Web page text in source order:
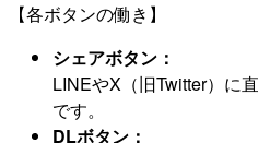
【各ボタンの働き】
シェアボタン：
LINEやX（旧Twitter）に
です。
DLボタン：